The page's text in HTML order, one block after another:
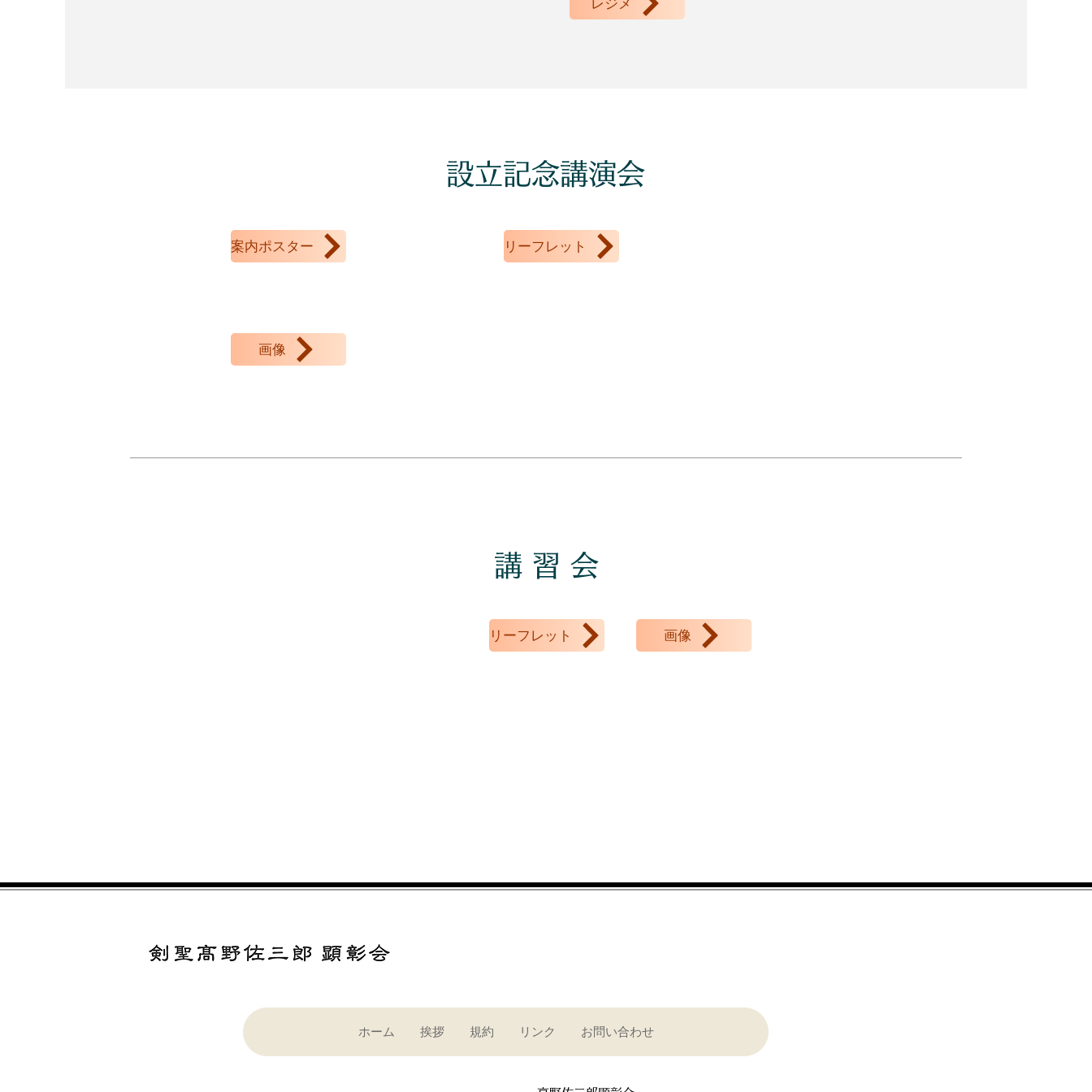
設立記念講演会
リストタイトル
案内ポスター リストタイトル
リーフレット
リストタイトル
画像
講 習 会
リーフレット 画像
ホーム 挨拶 規約 リンク お問い合わせ